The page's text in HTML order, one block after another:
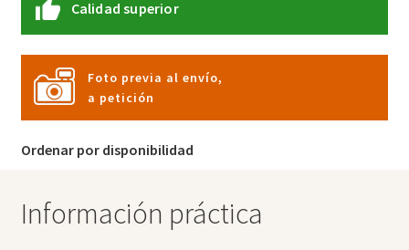
Calidad superior
Foto previa al envío,
a petición
Ordenar por disponibilidad
Información práctica